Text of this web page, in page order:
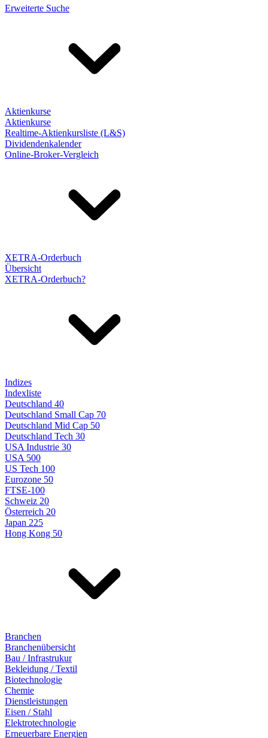
Erweiterte Suche
Aktienkurse
Aktienkurse
Realtime-Aktienkursliste (L&S)
Dividendenkalender
Online-Broker-Vergleich
XETRA-Orderbuch
Übersicht
XETRA-Orderbuch?
Indizes
Indexliste
Deutschland 40
Deutschland Small Cap 70
Deutschland Mid Cap 50
Deutschland Tech 30
USA Industrie 30
USA 500
US Tech 100
Eurozone 50
FTSE-100
Schweiz 20
Österreich 20
Japan 225
Hong Kong 50
Branchen
Branchenübersicht
Bau / Infrastrukur
Bekleidung / Textil
Biotechnologie
Chemie
Dienstleistungen
Eisen / Stahl
Elektrotechnologie
Erneuerbare Energien